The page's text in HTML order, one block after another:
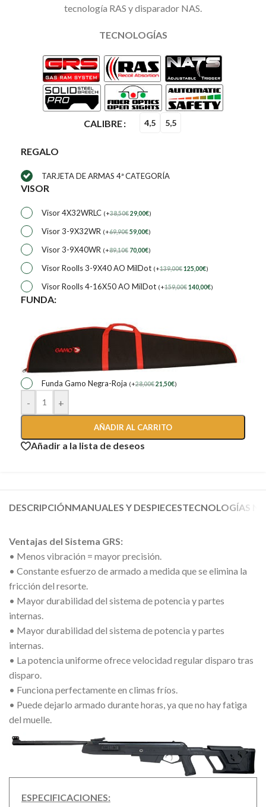
tecnología RAS y disparador NAS.
TECNOLOGÍAS
CALIBRE 4,5 5,5
REGALO
TARJETA DE ARMAS 4ª CATEGORÍA
VISOR
Visor 4X32WRLC (+38,50€29,00€)
Visor 3-9X32WR (+69,90€59,00€)
Visor 3-9X40WR (+89,10€ 70,00€)
Visor Roolls 3-9X40 AO MilDot (+139,00€125,00€)
Visor Roolls 4-16X50 AO MilDot (+159,00€140,00€)
FUNDA:
Funda Gamo Negra-Roja (+28,00€21,50€)
- +
AÑADIR AL CARRITO
Añadir a la lista de deseos
DESCRIPCIÓNMANUALES Y DESPIECESTECNOLOGÍAS
Ventajas del Sistema GRS:
• Menos vibración = mayor precisión.
• Constante esfuerzo de armado a medida que se elimina la
fricción del resorte.
• Mayor durabilidad del sistema de potencia y partes
internas.
• Mayor durabilidad del sistema de potencia y partes
internas.
• La potencia uniforme ofrece velocidad regular disparo tras
disparo.
• Funciona perfectamente en climas fríos.
• Puede dejarlo armado durante horas, ya que no hay fatiga
del muelle.
ESPECIFICACIONES: